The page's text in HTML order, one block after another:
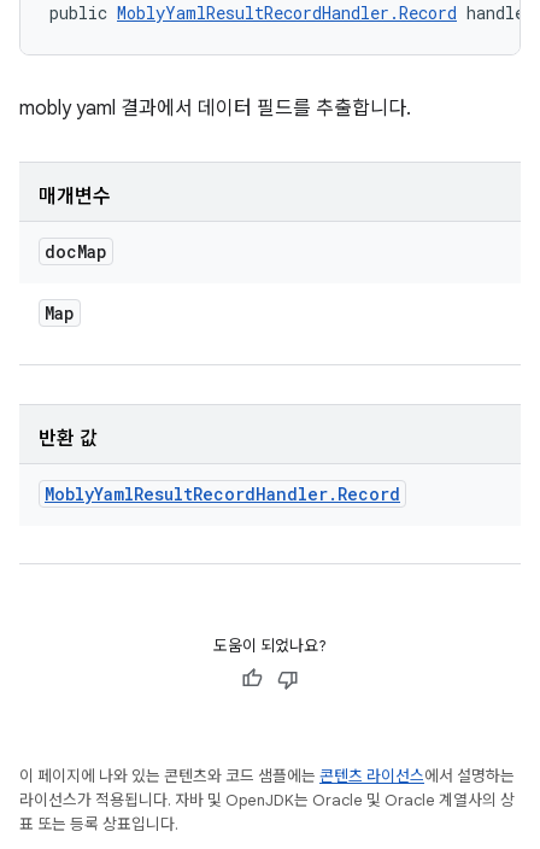
public MoblyYamlResultRecordHandler.Record handle
mobly yaml 결과에서 데이터 필드를 추출합니다.
매개변수
docMap
Map
반환 값
MoblyYamlResultRecordHandler. Record
도움이 되었나요?
이 페이지에 나와 있는 콘텐츠와 코드 샘플에는 콘텐츠 라이선스에서 설명하는
라이선스가 적용됩니다. 자바 및 OpenJDK는 Oracle 및 Oracle 계열사의 상
표 또는 등록 상표입니다.